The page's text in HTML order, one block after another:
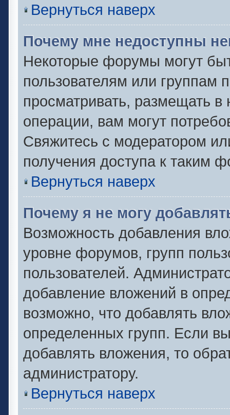
Вернуться наверх
Почему мне недоступны
Некоторые форумы могут
пользователям или группам
просматривать, размещать
операции, вам могут
Свяжитесь с модератором
получения доступа к таким
Вернуться наверх
Почему я не могу
Возможность добавления
уровне форумов, групп
пользователей.
добавление вложений в
возможно, что добавлять
определенных групп. Если
добавлять вложения, то
администратору.
Вернуться наверх